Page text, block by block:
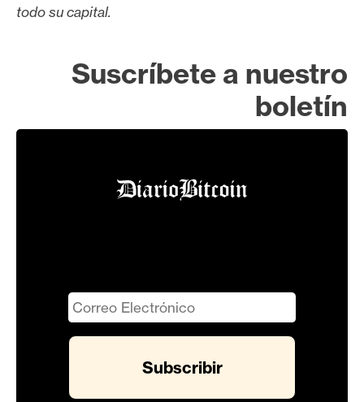
todo su capital.
Suscríbete a nuestro
boletín